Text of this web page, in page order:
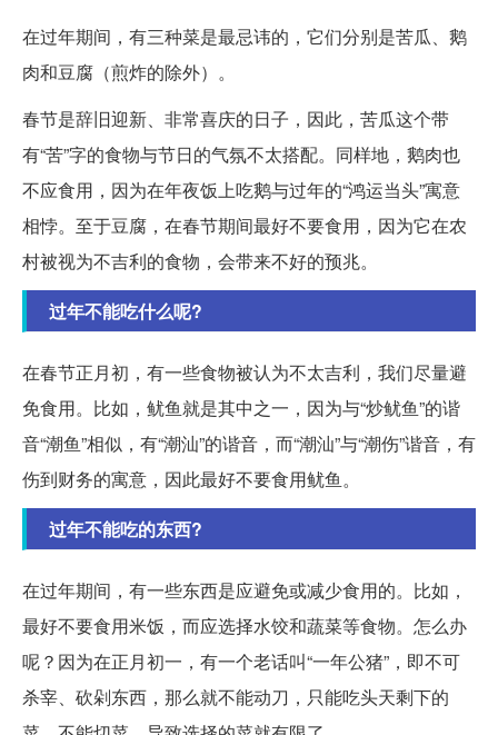
在过年期间，有三种菜是最忌讳的，它们分别是苦瓜、鹅
肉和豆腐（煎炸的除外）。
春节是辞旧迎新、非常喜庆的日子，因此，苦瓜这个带
有“苦”字的食物与节日的气氛不太搭配。同样地，鹅肉也
不应食用，因为在年夜饭上吃鹅与过年的“鸿运当头”寓意
相悖。至于豆腐，在春节期间最好不要食用，因为它在农
村被视为不吉利的食物，会带来不好的预兆。
过年不能吃什么呢?
在春节正月初，有一些食物被认为不太吉利，我们尽量避
免食用。比如，鱿鱼就是其中之一，因为与“炒鱿鱼”的谐
音“潮鱼”相似，有“潮汕”的谐音，而“潮汕”与“潮伤”谐音，有
伤到财务的寓意，因此最好不要食用鱿鱼。
过年不能吃的东西?
在过年期间，有一些东西是应避免或减少食用的。比如，
最好不要食用米饭，而应选择水饺和蔬菜等食物。怎么办
呢？因为在正月初一，有一个老话叫“一年公猪”，即不可
杀宰、砍剁东西，那么就不能动刀，只能吃头天剩下的